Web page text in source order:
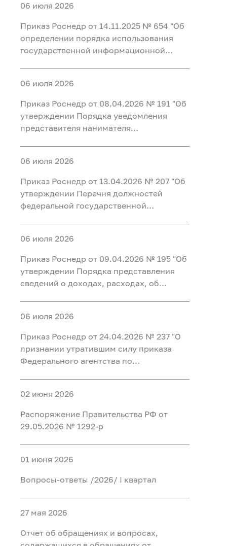
06 июля 2026
Приказ Роснедр от 14.11.2025 № 654 "Об
определении порядка использования
государственной информационной
должностных лиц, уполномоченных на
работу с ней в Федеральном агентстве
по недропользованию"
06 июля 2026
Приказ Роснедр от 08.04.2026 № 191 "Об
утверждении Порядка уведомления
представителя нанимателя
служащими центрального аппарата
Федерального агентства по
недропользованию, федеральными
государственными гражданскими
служащими территориальных органов
Федерального агентства по
недропользованию и работниками
задач, поставленных перед
Федеральным агентством по
недропользованию, о фактах обращения
регистрации таких уведомлений и
организации проверки содержащихся в
них сведений"
06 июля 2026
Приказ Роснедр от 13.04.2026 № 207 "Об
утверждении Перечня должностей
федеральной государственной
замещение которых влечет за собой
запрет открывать и иметь счета (вклады),
хранить наличные денежные средства и
ценности в иностранных банках,
расположенных за пределами
территории Российской Федерации,
владеть и (или) пользоваться
инструментами"
06 июля 2026
Приказ Роснедр от 09.04.2026 № 195 "Об
утверждении Порядка представления
сведений о доходах, расходах, об
Федеральном агентстве по
недропользованию и его
территориальных органах"
06 июля 2026
Приказ Роснедр от 24.04.2026 № 237 "О
признании утратившим силу приказа
Федерального агентства по
должностей, при замещении которых
сведения о доходах, расходах, об
имуществе и обязательствах
имущественного характера граждан,
замещающих на основании трудового
договора должности в организациях,
поставленных перед Федеральным
имуществе и обязательствах
имущественного характера их супруг
(супругов) и несовершеннолетних детей
02 июня 2026
Распоряжение Правительства РФ от
29.05.2026 № 1292-р
01 июня 2026
Вопросы-ответы /2026/ I квартал
27 мая 2026
Отчет об обращениях и вопросах,